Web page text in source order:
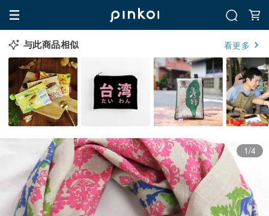
与此商品相似 看更多
1/4